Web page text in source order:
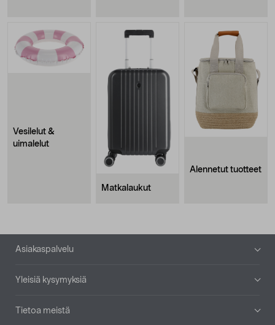
Vesilelut &
uimalelut
Matkalaukut
Alennetut tuotteet
Alatunniste
Asiakaspalvelu
Yleisiä kysymyksiä
Tietoa meistä